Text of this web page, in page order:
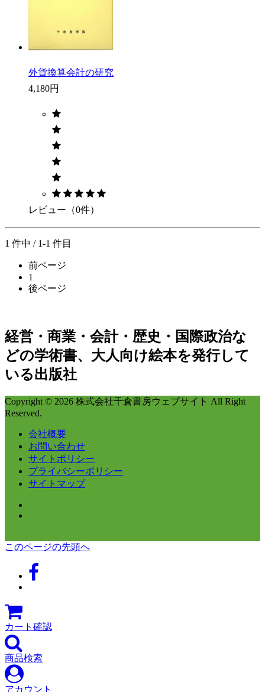
外貨換算会計の研究
4,180円
レビュー（0件）
1 件中 / 1-1 件目
前ページ
1
後ページ
経営・商業・会計・歴史・国際政治な
どの学術書、大人向け絵本を発行して
いる出版社
Copyright © 2026 株式会社千倉書房ウェブサイト All Right
Reserved.
会社概要
お問い合わせ
サイトポリシー
プライバシーポリシー
サイトマップ
このページの先頭へ
カート確認
商品検索
アカウント